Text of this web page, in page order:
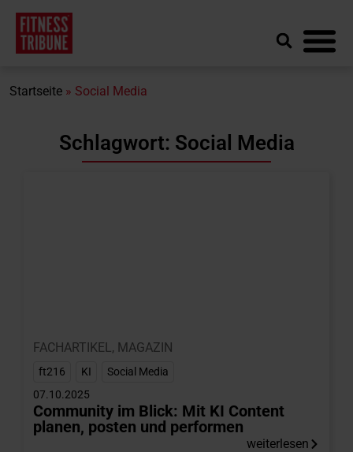
Startseite » Social Media
Schlagwort: Social Media
FACHARTIKEL, MAGAZIN
ft216 KI
Social Media
07.10.2025
Community im Blick: Mit KI Content
planen, posten und performen
weiterlesen